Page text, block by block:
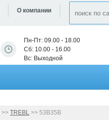
О компании
Пн-Пт: 09.00 - 18.00
Сб: 10.00 - 16.00
Вс: Выходной
>> TREBL >> 53B35B